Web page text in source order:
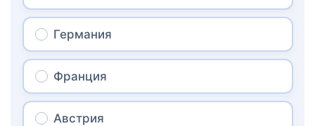
Германия
Франция
Австрия